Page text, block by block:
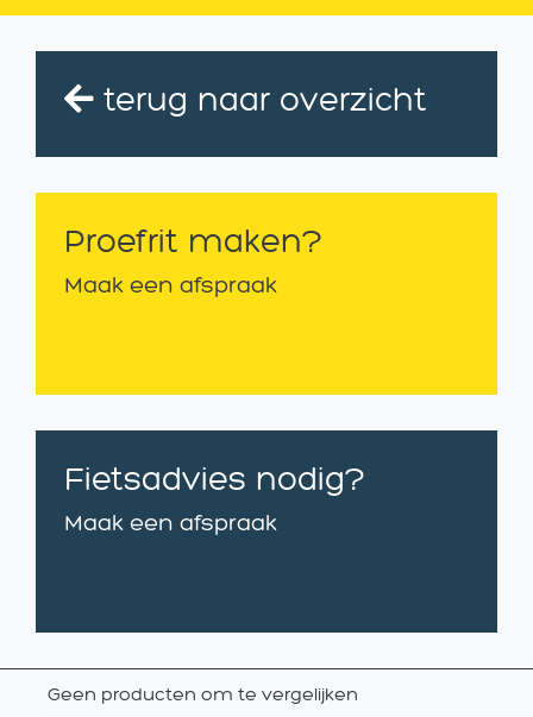
terug naar overzicht
Proefrit maken?
Maak een afspraak
Fietsadvies nodig?
Maak een afspraak
Geen producten om te vergelijken